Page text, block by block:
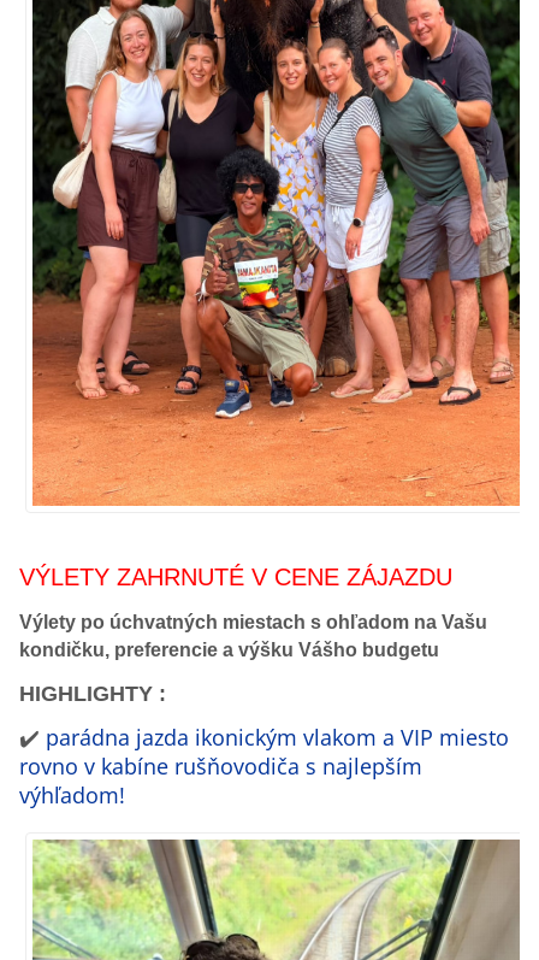
VÝLETY ZAHRNUTÉ V CENE ZÁJAZDU
Výlety po úchvatných miestach s ohľadom na Vašu
kondičku, preferencie a výšku Vášho budgetu
HIGHLIGHTY :
✔️ parádna jazda ikonickým vlakom a VIP miesto
rovno v kabíne rušňovodiča s najlepším
výhľadom!